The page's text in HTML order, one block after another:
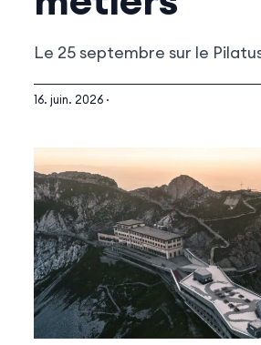
Le 25 septembre sur le
16. juin. 2026 ·